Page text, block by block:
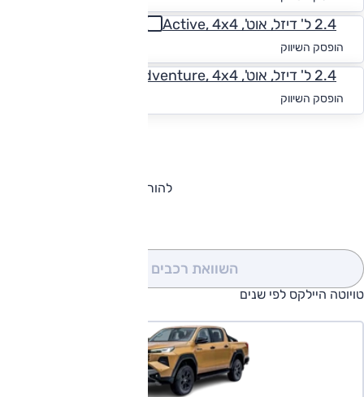
2.4 ל' דיזל, אוט', Active, 4x4
הופסק השיווק
2.4 ל' דיזל, אוט', Adventure, 4x4
הופסק השיווק
להורדת קטלוג טויוטה היילקס
השוואת רכבים
טויוטה היילקס לפי שנים